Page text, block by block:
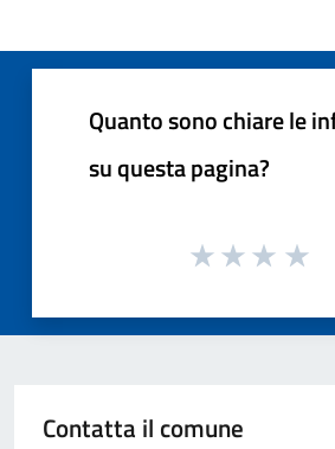
Quanto sono chiare le
su questa pagina?
Contatta il comune